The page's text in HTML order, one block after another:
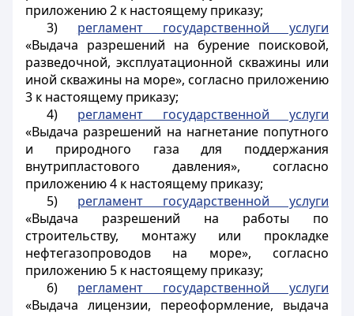
приложению 2 к настоящему приказу;
3) регламент государственной услуги
«Выдача разрешений на бурение поисковой,
разведочной, эксплуатационной скважины или
иной скважины на море», согласно приложению
3 к настоящему приказу;
4) регламент государственной услуги
«Выдача разрешений на нагнетание попутного
и природного газа для поддержания
внутрипластового давления», согласно
приложению 4 к настоящему приказу;
5) регламент государственной услуги
«Выдача разрешений на работы по
строительству, монтажу или прокладке
нефтегазопроводов на море», согласно
приложению 5 к настоящему приказу;
6) регламент государственной услуги
«Выдача лицензии, переоформление, выдача